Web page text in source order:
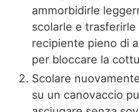
ammorbidirle
scolarle e
recipiente pieno di
per bloccare la
Scolare
su un canovaccio